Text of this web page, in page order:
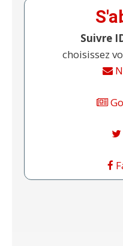
Suivre
choisissez